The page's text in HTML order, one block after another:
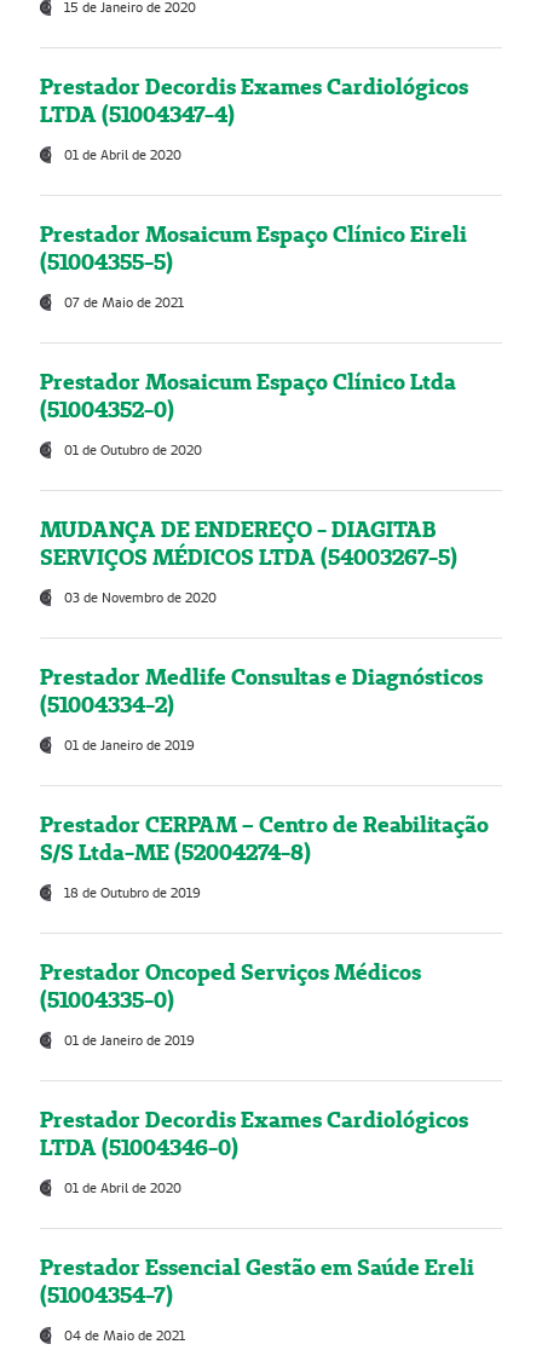
15 de Janeiro de 2020
Prestador Decordis Exames Cardiológicos
LTDA (51004347-4)
01 de Abril de 2020
Prestador Mosaicum Espaço Clínico Eireli
(51004355-5)
07 de Maio de 2021
Prestador Mosaicum Espaço Clínico Ltda
(51004352-0)
01 de Outubro de 2020
MUDANÇA DE ENDEREÇO - DIAGITAB
SERVIÇOS MÉDICOS LTDA (54003267-5)
03 de Novembro de 2020
Prestador Medlife Consultas e Diagnósticos
(51004334-2)
01 de Janeiro de 2019
Prestador CERPAM – Centro de Reabilitação
S/S Ltda-ME (52004274-8)
18 de Outubro de 2019
Prestador Oncoped Serviços Médicos
(51004335-0)
01 de Janeiro de 2019
Prestador Decordis Exames Cardiológicos
LTDA (51004346-0)
01 de Abril de 2020
Prestador Essencial Gestão em Saúde Ereli
(51004354-7)
04 de Maio de 2021